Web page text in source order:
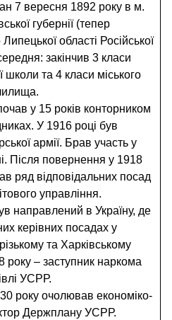
7 вересня 1892 року в м.
губернії (тепер
області Російської
закінчив 3 класи
школи та 4 класи міського
у 15 років конторником
У 1916 році був
армії. Брав участь у
Після повернення у 1918
ряд відповідальних посад
управління.
направлений в Україну, де
керівних посадах у
та Харківському
року – заступник наркома
УСРР.
року очолював економіко-
Держплану УСРР.